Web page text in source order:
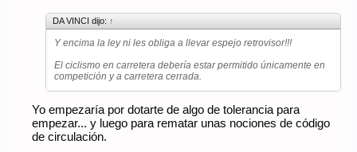
DA VINCI dijo: ↑
Y encima la ley ni les obliga a llevar espejo retrovisor!!!
El ciclismo en carretera debería estar permitido únicamente en
competición y a carretera cerrada.
Yo empezaría por dotarte de algo de tolerancia para
empezar... y luego para rematar unas nociones de código
de circulación.